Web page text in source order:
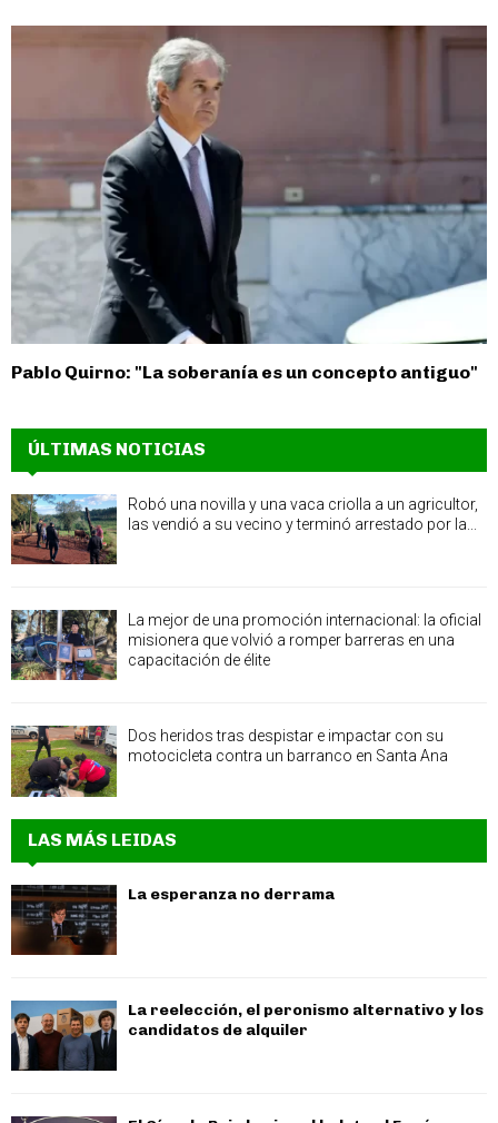
Pablo Quirno: "La soberanía es un concepto antiguo"
ÚLTIMAS NOTICIAS
Robó una novilla y una vaca criolla a un agricultor,
las vendió a su vecino y terminó arrestado por la...
La mejor de una promoción internacional: la oficial
misionera que volvió a romper barreras en una
capacitación de élite
Dos heridos tras despistar e impactar con su
motocicleta contra un barranco en Santa Ana
LAS MÁS LEIDAS
La esperanza no derrama
La reelección, el peronismo alternativo y los
candidatos de alquiler